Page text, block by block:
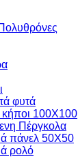
φυτά
κήποι 100Χ100
Πέργκολα
πάνελ 50Χ50
ρολό